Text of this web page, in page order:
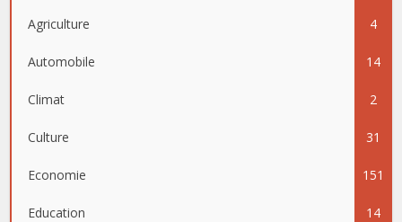
Agriculture 4
Automobile 14
Climat 2
Culture 31
Economie 151
Education 14